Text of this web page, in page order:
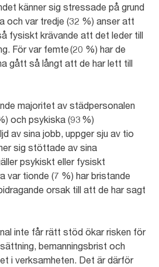
känner sig stressade på grund
och var tredje (32 %) anser att
fysiskt krävande att det leder till
För var femte (20 %) har de
gått så långt att de har lett till
majoritet av städpersonalen
och psykiska (93 %)
av sina jobb, uppger sju av tio
sig stöttade av sina
psykiskt eller fysiskt
var tionde (7 %) har bristande
orsak till att de har sagt
inte får rätt stöd ökar risken för
bemanningsbrist och
i verksamheten. Det är därför